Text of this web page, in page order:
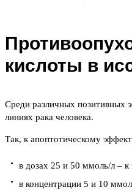
кислоты в
Среди различных позитивных
линиях рака человека.
Так, к апоптотическому
в дозах 25 и 50 ммоль/л – к
в концентрации 5 и 10